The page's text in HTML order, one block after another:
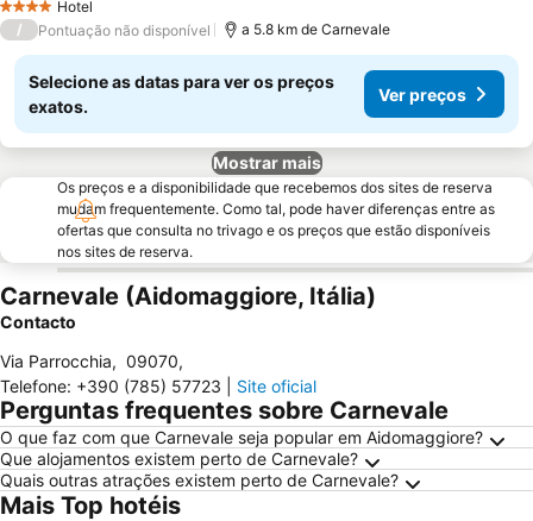
4 EstrelasHotel
/ Pontuação não disponível a 5.8 km de Carnevale
Selecione as datas para ver os preços
exatos.
Ver preços
Mostrar mais
Os preços e a disponibilidade que recebemos dos sites de reserva
mudam frequentemente. Como tal, pode haver diferenças entre as
ofertas que consulta no trivago e os preços que estão disponíveis
nos sites de reserva.
Carnevale (Aidomaggiore, Itália)
Contacto
Via Parrocchia, 09070,
Telefone: +390 (785) 57723 Site oficial
Perguntas frequentes sobre Carnevale
O que faz com que Carnevale seja popular em Aidomaggiore?
Que alojamentos existem perto de Carnevale?
Quais outras atrações existem perto de Carnevale?
Mais Top hotéis